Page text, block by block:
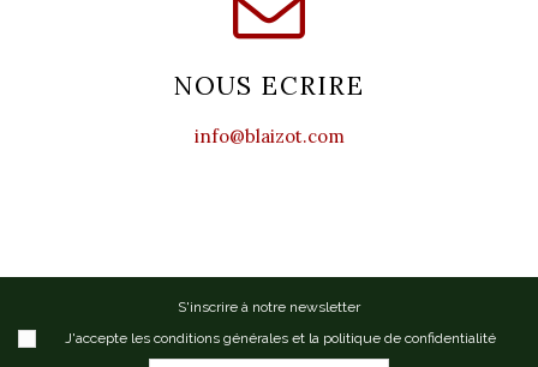
NOUS ECRIRE
info@blaizot.com
S'inscrire à notre newsletter
J'accepte les conditions générales et la politique de confidentialité